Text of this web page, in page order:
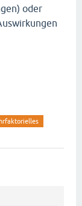
oder